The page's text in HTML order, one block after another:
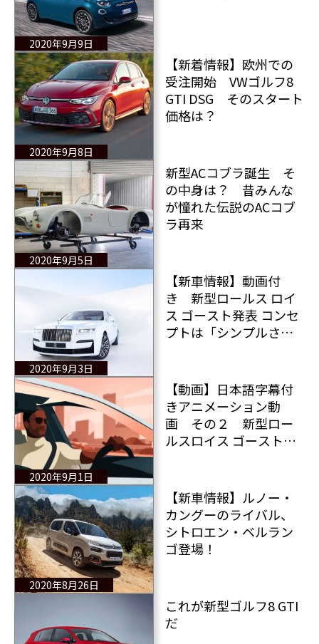
2020年9月9日
2020年9月8日
【新着情報】欧州での
受注開始 VWゴルフ8
GTI DSG そのスタート
価格は？
2020年9月5日
新型ACコブラ誕生 そ
の中身は？ 昔みんな
が憧れた伝説のACコブ
ラ再来
2020年9月3日
【新車情報】動画付
き 新型ロールス ロイ
ス ゴースト発表 コンセ
プトは「シンプルさの
2020年9月1日
【動画】日本語字幕付
きアニメーション動
画 その２ 新型ロー
ルスロイス ゴースト
2020年8月26日
【新車情報】ルノー・
カングーのライバル、
シトロエン・ベルラン
ゴ登場！
これが新型ゴルフ8 GTI
だ